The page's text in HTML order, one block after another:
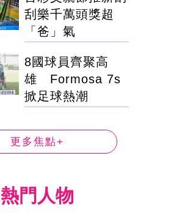
刮樂千萬頭獎超
「爸」氣
8國球員齊聚高
雄 Formosa 7s
掀足球熱潮
更多焦點+
熱門人物